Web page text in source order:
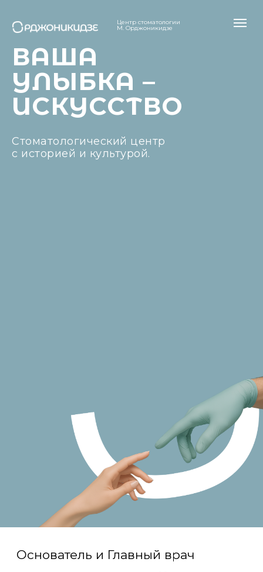
Стоматологический центр
с историей и культурой.
ВАША
УЛЫБКА –
ИСКУССТВО
Центр стоматологии
М. Орджоникидзе
Более 20 лет я занимаюсь сложной
стоматологической хирургией,
имплантацией и полной реабилитацией. За
это время выполнены тысячи операций,
включая более 30 000 удалений зубов.
Для меня медицина — это не только
человеку и уважение к его состоянию.
Я создал команду сильных специалистов,
ЗДРАВСТВУЙТЕ!
МИХАИЛ
ЗУРАБОВИЧ
ОРДЖОНИКИДЗЕ